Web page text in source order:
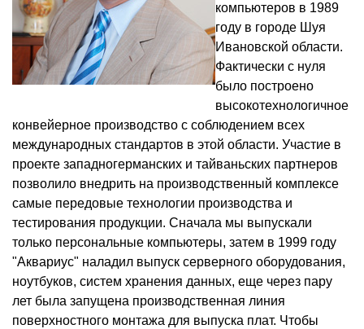
компьютеров в 1989
году в городе Шуя
Ивановской области.
Фактически с нуля
было построено
высокотехнологичное
конвейерное производство с соблюдением всех
международных стандартов в этой области. Участие в
проекте западногерманских и тайваньских партнеров
позволило внедрить на производственный комплексе
самые передовые технологии производства и
тестирования продукции. Сначала мы выпускали
только персональные компьютеры, затем в 1999 году
"Аквариус" наладил выпуск серверного оборудования,
ноутбуков, систем хранения данных, еще через пару
лет была запущена производственная линия
поверхностного монтажа для выпуска плат. Чтобы